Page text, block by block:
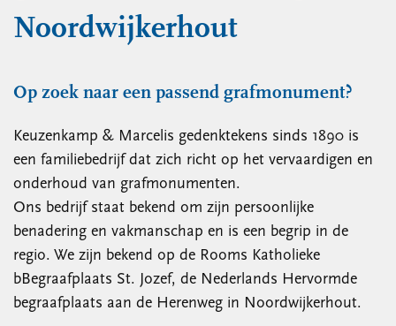
Noordwijkerhout
Op zoek naar een passend grafmonument?
Keuzenkamp & Marcelis gedenktekens sinds 1890 is
een familiebedrijf dat zich richt op het vervaardigen en
onderhoud van grafmonumenten.
Ons bedrijf staat bekend om zijn persoonlijke
benadering en vakmanschap en is een begrip in de
regio. We zijn bekend op de Rooms Katholieke
bBegraafplaats St. Jozef, de Nederlands Hervormde
begraafplaats aan de Herenweg in Noordwijkerhout.